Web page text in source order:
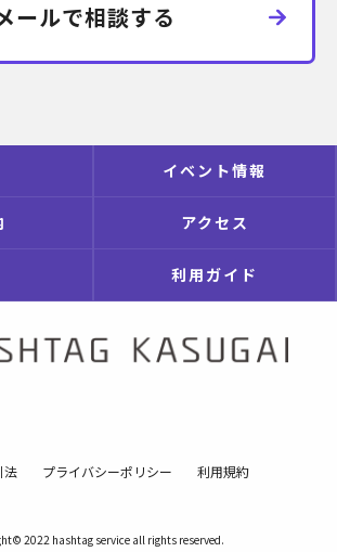
ールで相談する
イベント情報
アクセス
利用ガイド
法 プライバシーポリシー 利用規約
2022 hashtag service all rights reserved.